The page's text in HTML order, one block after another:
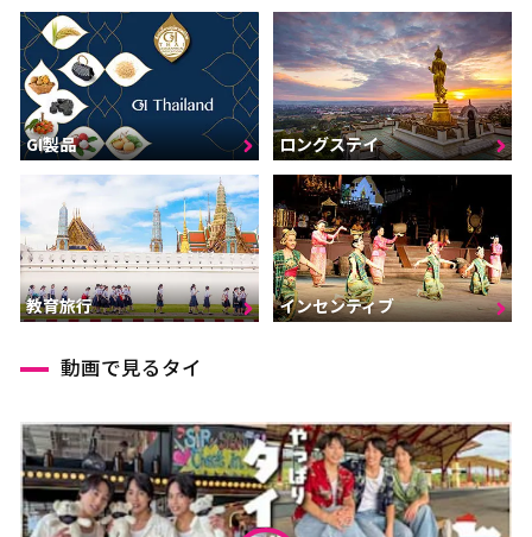
GI製品 ロングステイ
教育旅行 インセンティブ
動画で見るタイ